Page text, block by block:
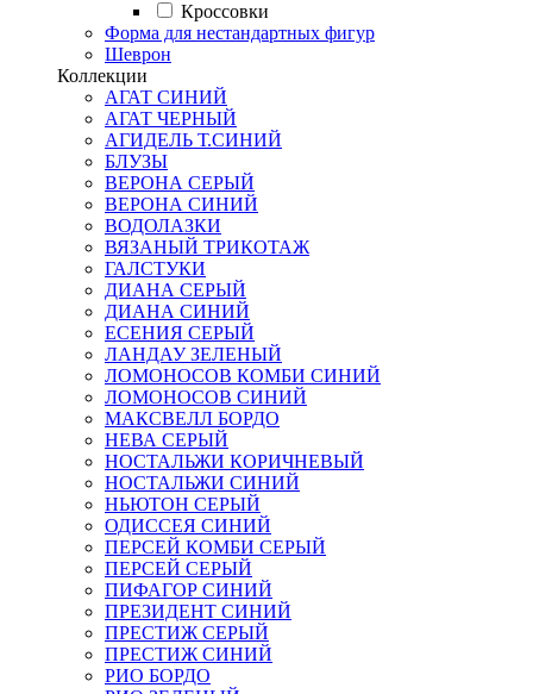
Кроссовки
Форма для нестандартных фигур
Шеврон
Коллекции
АГАТ СИНИЙ
АГАТ ЧЕРНЫЙ
АГИДЕЛЬ Т.СИНИЙ
БЛУЗЫ
ВЕРОНА СЕРЫЙ
ВЕРОНА СИНИЙ
ВОДОЛАЗКИ
ВЯЗАНЫЙ ТРИКОТАЖ
ГАЛСТУКИ
ДИАНА СЕРЫЙ
ДИАНА СИНИЙ
ЕСЕНИЯ СЕРЫЙ
ЛАНДАУ ЗЕЛЕНЫЙ
ЛОМОНОСОВ КОМБИ СИНИЙ
ЛОМОНОСОВ СИНИЙ
МАКСВЕЛЛ БОРДО
НЕВА СЕРЫЙ
НОСТАЛЬЖИ КОРИЧНЕВЫЙ
НОСТАЛЬЖИ СИНИЙ
НЬЮТОН СЕРЫЙ
ОДИССЕЯ СИНИЙ
ПЕРСЕЙ КОМБИ СЕРЫЙ
ПЕРСЕЙ СЕРЫЙ
ПИФАГОР СИНИЙ
ПРЕЗИДЕНТ СИНИЙ
ПРЕСТИЖ СЕРЫЙ
ПРЕСТИЖ СИНИЙ
РИО БОРДО